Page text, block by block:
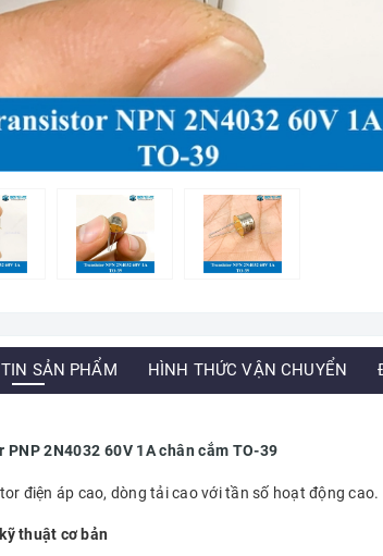
SẢN PHẨM HÌNH THỨC VẬN CHUYỂN
PNP 2N4032 60V 1A chân cắm TO-39
điện áp cao, dòng tải cao với tần số hoạt động cao.
thuật cơ bản